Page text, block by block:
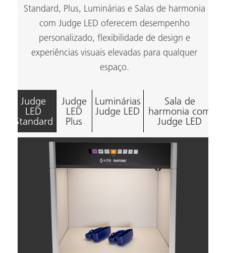
Standard, Plus, Luminárias e Salas de harmonia
com Judge LED oferecem desempenho
personalizado, flexibilidade de design e
experiências visuais elevadas para qualquer
espaço.
Judge
LED
Standard
Judge
LED
Plus
Luminárias
Judge LED
Sala de
harmonia com
Judge LED